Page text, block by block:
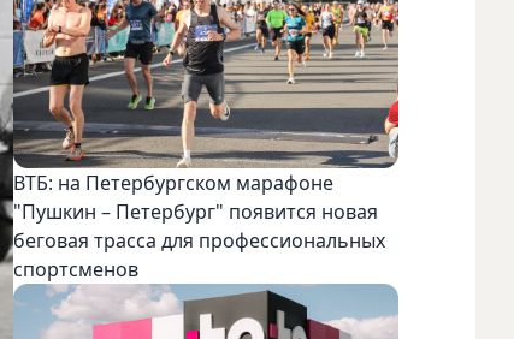
ВТБ: на Петербургском марафоне
"Пушкин – Петербург" появится новая
беговая трасса для профессиональных
спортсменов